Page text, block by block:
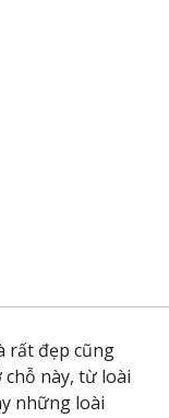
rất đẹp cũng
này, từ loài
những loài